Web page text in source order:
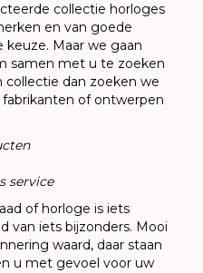
collectie horloges
en van goede
keuze. Maar we gaan
samen met u te zoeken
collectie dan zoeken we
of ontwerpen
service
of horloge is iets
van iets bijzonders. Mooi
waard, daar staan
u met gevoel voor uw